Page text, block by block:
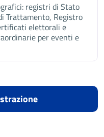
registri di Stato
Trattamento, Registro
elettorali e
per eventi e